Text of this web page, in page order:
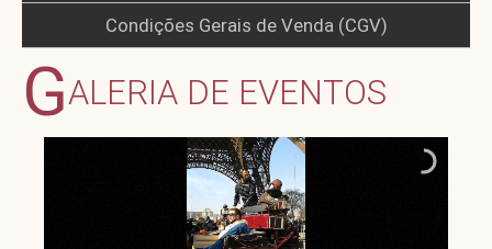
Condições Gerais de Venda (CGV)
GALERIA DE EVENTOS